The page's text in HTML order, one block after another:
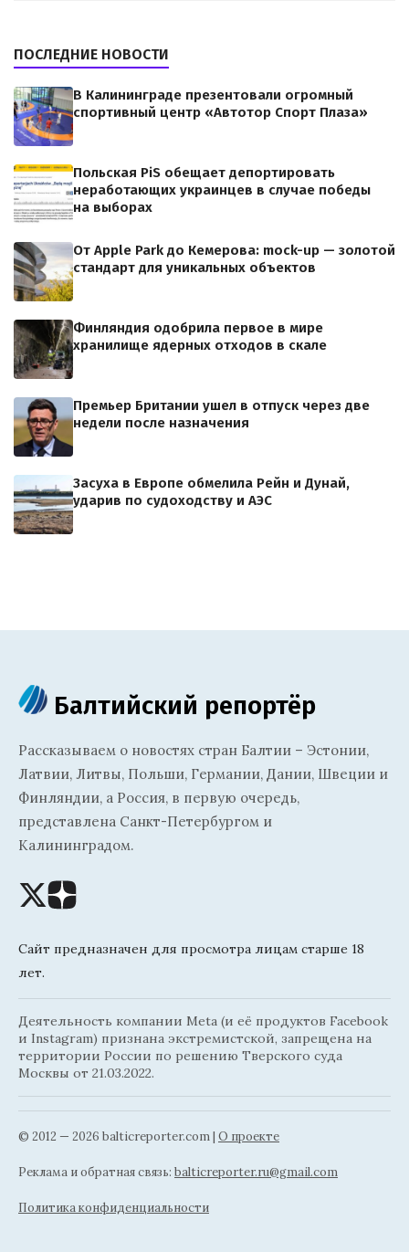
ПОСЛЕДНИЕ НОВОСТИ
В Калининграде презентовали огромный
спортивный центр «Автотор Спорт Плаза»
Польская PiS обещает депортировать
неработающих украинцев в случае победы
на выборах
От Apple Park до Кемерова: mock-up — золотой
стандарт для уникальных объектов
Финляндия одобрила первое в мире
хранилище ядерных отходов в скале
Премьер Британии ушел в отпуск через две
недели после назначения
Засуха в Европе обмелила Рейн и Дунай,
ударив по судоходству и АЭС
Балтийский репортёр
Рассказываем о новостях стран Балтии – Эстонии,
Латвии, Литвы, Польши, Германии, Дании, Швеции и
Финляндии, а Россия, в первую очередь,
представлена Санкт-Петербургом и
Калининградом.
Сайт предназначен для просмотра лицам старше 18
лет.
Деятельность компании Meta (и её продуктов Facebook
и Instagram) признана экстремистской, запрещена на
территории России по решению Тверского суда
Москвы от 21.03.2022.
© 2012 — 2026 balticreporter.com | О проекте
Реклама и обратная связь: balticreporter.ru@gmail.com
Политика конфиденциальности